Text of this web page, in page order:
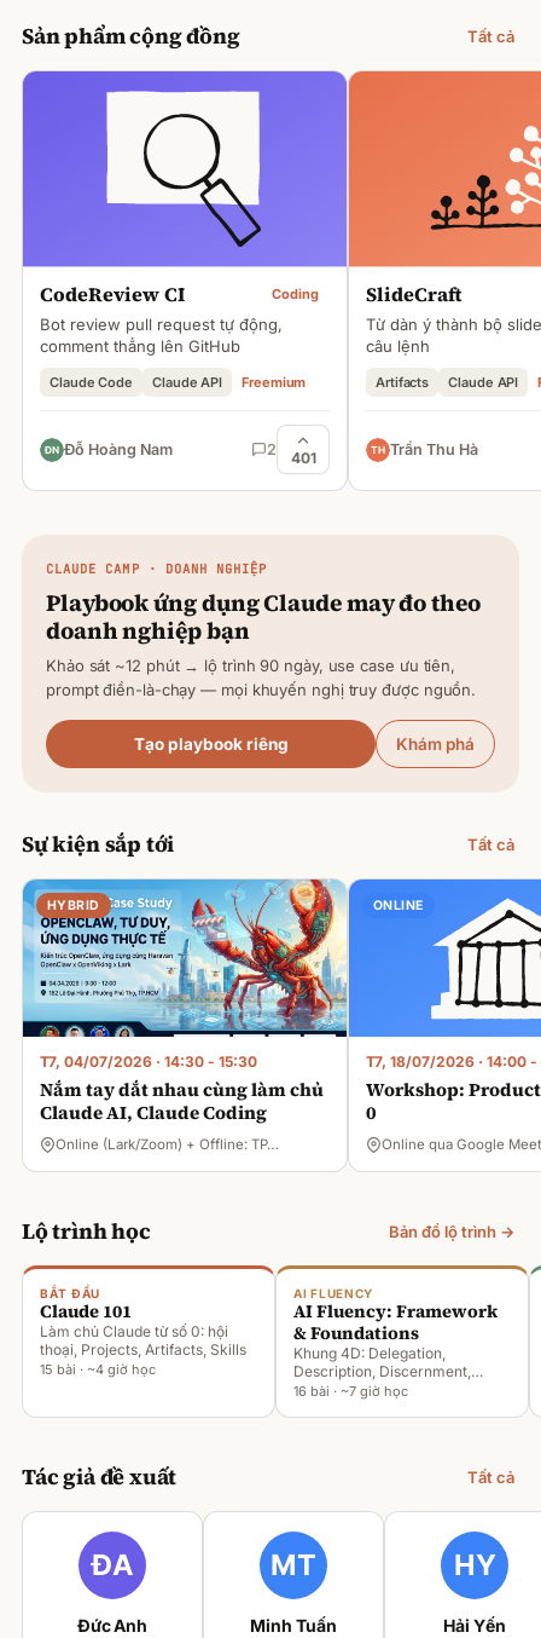
Sản phẩm cộng đồng Tất cả
CodeReview CI Coding
Bot review pull request tự động,
comment thẳng lên GitHub
Claude Code Claude API Freemium
Đỗ Hoàng Nam 2 401
SlideCraft
Từ dàn ý thành bộ
câu lệnh
Artifacts Claude API
Trần Thu Hà
CLAUDE CAMP · DOANH NGHIỆP
Playbook ứng dụngClaudemay đo theo
doanh nghiệp bạn
Khảo sát ~12 phút → lộ trình 90 ngày, use case ưu tiên,
prompt điền-là-chạy — mọi khuyến nghị truy được nguồn.
Tạo playbook riêng Khám phá
Sự kiện sắp tới Tất cả
HYBRID
T7, 04/07/2026 · 14:30 - 15:30
Nắm tay dắt nhau cùng làm chủ
Claude AI, Claude Coding
Online (Lark/Zoom) + Offline: TP…
ONLINE
T7, 18/07/2026 · 14:00 -
Workshop:
0
Online qua Google Meet
Lộ trình học Bản đồ lộ trình →
BẮT ĐẦU
Claude 101
Làm chủ Claude từ số 0: hội
thoại, Projects, Artifacts, Skills
15 bài · ~4 giờ học
AI FLUENCY
AI Fluency: Framework
& Foundations
Khung 4D: Delegation,
Description, Discernment,
Diligence
16 bài · ~7 giờ học
Tác giả đề xuất Tất cả
Đức Anh Minh Tuấn Hải Yến